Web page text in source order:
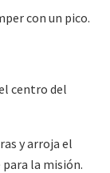
con un pico.
centro del
y arroja el
la misión.